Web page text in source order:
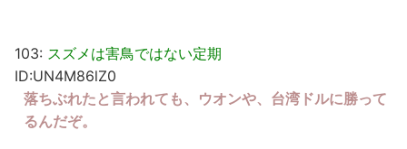
103: スズメは害鳥ではない定期
ID:UN4M86lZ0
落ちぶれたと言われても、ウオンや、台湾ドルに勝って
るんだぞ。